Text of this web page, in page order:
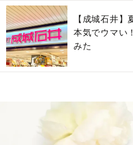
【成城石井
本気でウマい
みた